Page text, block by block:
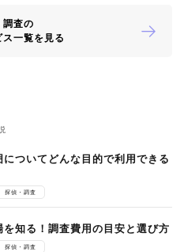
調査の
一覧を見る
ついてどんな目的で利用できる
探偵・調査
を知る！調査費用の目安と選び方
探偵・調査